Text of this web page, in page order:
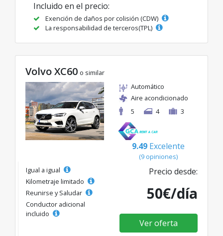
Incluido en el precio:
Exención de daños por colisión (CDW)
La responsabilidad de terceros(TPL)
Volvo XC60 o similar
Automático
Aire acondicionado
5
4 3
9.49 Excelente
(9 opiniones)
Igual a igual
Kilometraje limitado
Reunirse y Saludar
Conductor adicional
incluido
Precio desde:
50€/día
Ver oferta